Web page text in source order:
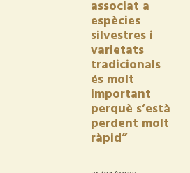
associat a
espècies
silvestres i
varietats
tradicionals
és molt
important
perquè s’està
perdent molt
ràpid”